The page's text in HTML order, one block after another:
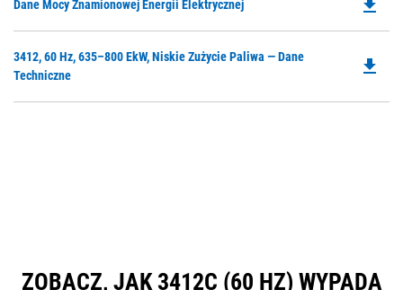
Dane Mocy Znamionowej Energii Elektrycznej file_download
3412, 60 Hz, 635–800 EkW, Niskie Zużycie Paliwa — Dane
Techniczne
file_download
ZOBACZ, JAK 3412C (60 HZ) WYPADA